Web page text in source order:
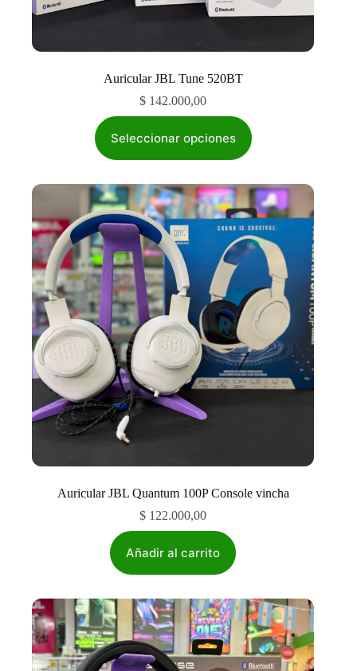
Auricular JBL Tune 520BT
$ 142.000,00
Seleccionar opciones
producto
Las
opciones
se
pueden
elegir
en
la
página
producto
Auricular JBL Quantum 100P Console vincha
$ 122.000,00
Añadir al carrito